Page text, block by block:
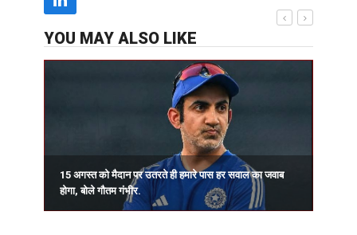
YOU MAY ALSO LIKE
15 अगस्त को मैदान पर उतरते ही हमारे पास हर सवाल का जवाब
होगा, बोले गौतम गंभीर.